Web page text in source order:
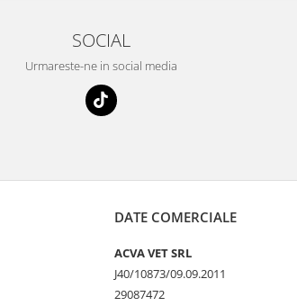
SOCIAL
Urmareste-ne in social media
DATE COMERCIALE
ACVA VET SRL
J40/10873/09.09.2011
29087472